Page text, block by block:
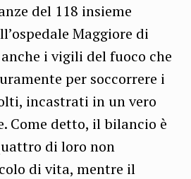
del 118 insieme
Maggiore di
i vigili del fuoco che
per soccorrere i
incastrati in un vero
Come detto, il bilancio è
di loro non
di vita, mentre il